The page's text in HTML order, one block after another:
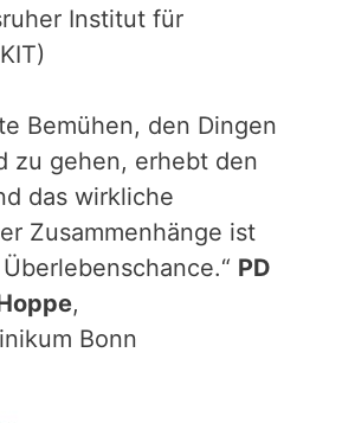
Institut für
Bemühen, den Dingen
zu gehen, erhebt den
das wirkliche
Zusammenhänge ist
PD
,
Bonn